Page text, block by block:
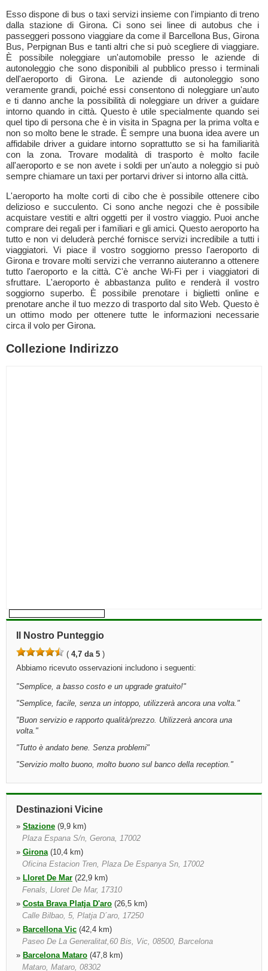
Esso dispone di bus o taxi servizi insieme con l'impianto di treno
dalla stazione di Girona. Ci sono sei linee di autobus che i
passeggeri possono viaggiare da come il Barcellona Bus, Girona
Bus, Perpignan Bus e tanti altri che si può scegliere di viaggiare.
È possibile noleggiare un'automobile presso le aziende di
autonoleggio che sono disponibili al pubblico presso i terminali
dell'aeroporto di Girona. Le aziende di autonoleggio sono
veramente grandi, poiché essi consentono di noleggiare un'auto
e ti danno anche la possibilità di noleggiare un driver a guidare
intorno quando in città. Questo è utile specialmente quando sei
quel tipo di persona che è in visita in Spagna per la prima volta e
non so molto bene le strade. È sempre una buona idea avere un
affidabile driver a guidare intorno soprattutto se si ha familiarità
con la zona. Trovare modalità di trasporto è molto facile
all'aeroporto e se non avete i soldi per un'auto a noleggio si può
sempre chiamare un taxi per portarvi driver si intorno alla città.
L'aeroporto ha molte corti di cibo che è possibile ottenere cibo
delizioso e succulento. Ci sono anche negozi che è possibile
acquistare vestiti e altri oggetti per il vostro viaggio. Puoi anche
comprare dei regali per i familiari e gli amici. Questo aeroporto ha
tutto e non vi deluderà perché fornisce servizi incredibile a tutti i
viaggiatori. Vi piace il vostro soggiorno presso l'aeroporto di
Girona e trovare molti servizi che verranno aiuteranno a ottenere
tutto l'aeroporto e la città. C'è anche Wi-Fi per i viaggiatori di
sfruttare. L'aeroporto è abbastanza pulito e renderà il vostro
soggiorno superbo. È possibile prenotare i biglietti online e
prenotare anche il tuo mezzo di trasporto dal sito Web. Questo è
un ottimo modo per ottenere tutte le informazioni necessarie
circa il volo per Girona.
Collezione Indirizzo
Il Nostro Punteggio
( 4,7 da 5 )
Abbiamo ricevuto osservazioni includono i seguenti:
"Semplice, a basso costo e un upgrade gratuito!"
"Semplice, facile, senza un intoppo, utilizzerà ancora una volta. "
"Buon servizio e rapporto qualità/prezzo. Utilizzerà ancora una
volta. "
"Tutto è andato bene. Senza problemi"
"Servizio molto buono, molto buono sul banco della reception. "
Destinazioni Vicine
» Stazione (9,9 km)
Plaza Espana S/n, Gerona, 17002
» Girona(10,4 km)
Oficina Estacion Tren, Plaza De Espanya Sn, 17002
» Lloret De Mar (22,9 km)
Fenals, Lloret De Mar, 17310
» Costa Brava Platja D'aro (26,5 km)
Calle Bilbao, 5, Platja D´aro, 17250
» Barcellona Vic (42,4 km)
Paseo De La Generalitat,60 Bis, Vic, 08500, Barcelona
» Barcelona Mataro (47,8 km)
Mataro, Mataro, 08302